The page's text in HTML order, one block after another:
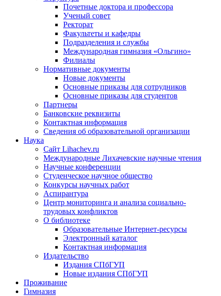
Почетные доктора и профессора
Ученый совет
Ректорат
Факультеты и кафедры
Подразделения и службы
Международная гимназия «Ольгино»
Филиалы
Нормативные документы
Новые документы
Основные приказы для сотрудников
Основные приказы для студентов
Партнеры
Банковские реквизиты
Контактная информация
Сведения об образовательной организации
Наука
Сайт Lihachev.ru
Международные Лихачевские научные чтения
Научные конференции
Студенческое научное общество
Конкурсы научных работ
Аспирантура
Центр мониторинга и анализа социально-
трудовых конфликтов
О библиотеке
Образовательные Интернет-ресурсы
Электронный каталог
Контактная информация
Издательство
Издания СПбГУП
Новые издания СПбГУП
Проживание
Гимназия